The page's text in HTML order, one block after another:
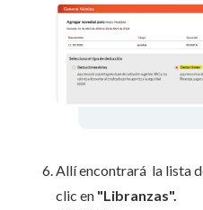
Allí encontrará la lista
clic en "Libranzas".